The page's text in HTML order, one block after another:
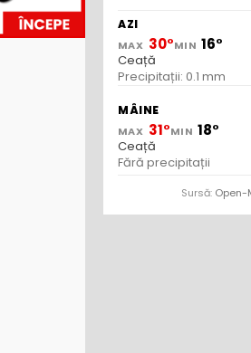
AZI
MAX 30°MIN 16°
Ceață
Precipitații: 0.1 mm
MÂINE
MAX 31°MIN 18°
Ceață
Fără precipitații
Sursă: Open-